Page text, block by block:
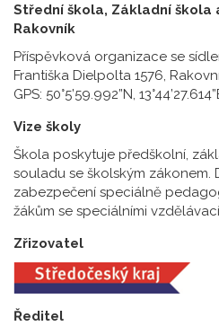
Střední škola, Základní škola
Rakovník
Příspěvková organizace se
Františka Dielpolta 1576,
GPS: 50°5’59.992”N,
Vize školy
Škola poskytuje předškolní,
souladu se školským zákonem.
zabezpečení speciálně
žákům se speciálními
Zřizovatel
Ředitel